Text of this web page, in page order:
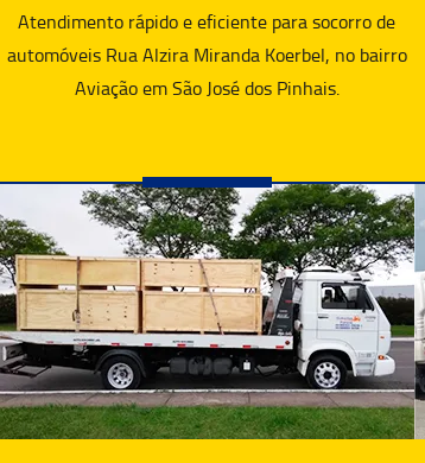
Atendimento rápido e eficiente para socorro de
automóveis Rua Alzira Miranda Koerbel, no bairro
Aviação em São José dos Pinhais.